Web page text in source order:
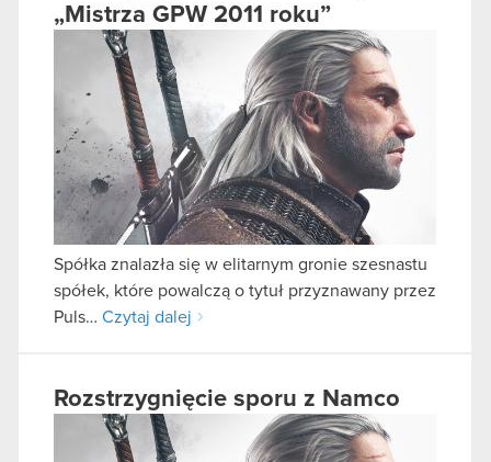
„Mistrza GPW 2011 roku”
Spółka znalazła się w elitarnym gronie szesnastu
spółek, które powalczą o tytuł przyznawany przez
Puls… Czytaj dalej
Rozstrzygnięcie sporu z Namco